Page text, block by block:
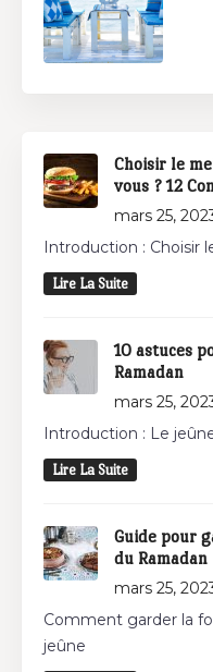
Choisir le
vous ? 12
mars 25,
Introduction : Choisir
Lire La Suite
10 astuces
Ramadan
mars 25,
Introduction : Le
Lire La Suite
Guide pour
du Ramadan
mars 25,
Comment garder la
jeûne